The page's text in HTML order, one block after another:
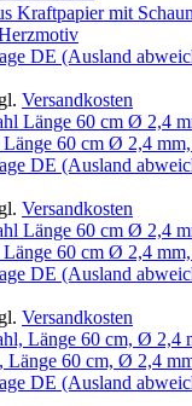
Kraftpapier mit
DE (Ausland
Versandkosten
60 cm Ø 2,4
DE (Ausland
Versandkosten
60 cm Ø 2,4
DE (Ausland
Versandkosten
Länge 60 cm, Ø 2,4
DE (Ausland